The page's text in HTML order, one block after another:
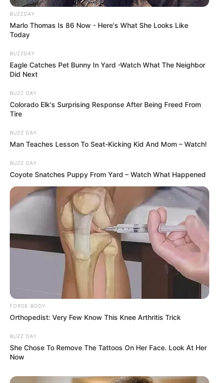
BUZZDAY
Marlo Thomas Is 86 Now - Here's What She Looks Like
Today
BUZZDAY
Eagle Catches Pet Bunny In Yard -Watch What The Neighbor
Did Next
BUZZ DAY
Colorado Elk's Surprising Response After Being Freed From
Tire
BUZZ DAY
Man Teaches Lesson To Seat-Kicking Kid And Mom – Watch!
BUZZ DAY
Coyote Snatches Puppy From Yard – Watch What Happened
FORGE BODY
Orthopedist: Very Few Know This Knee Arthritis Trick
BUZZ DAY
She Chose To Remove The Tattoos On Her Face. Look At Her
Now